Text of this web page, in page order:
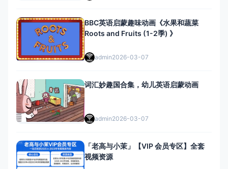
BBC英语启蒙趣味动画《水果和蔬菜
Roots and Fruits (1-2季) 》
admin2026-03-07
词汇妙趣国合集，幼儿英语启蒙动画
admin2026-03-07
「老高与小茉」【VIP 会员专区】全套
视频资源